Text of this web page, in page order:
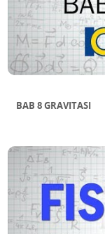
BAB 8 GRAVITASI